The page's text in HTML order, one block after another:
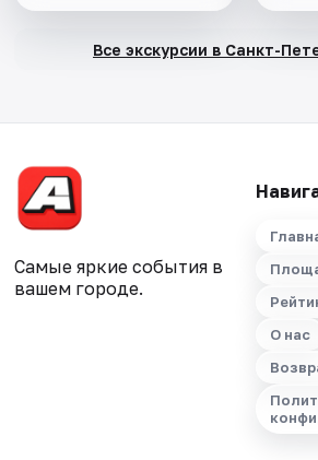
Все экскурсии в Санкт-
Самые яркие события в
вашем городе.
О нас